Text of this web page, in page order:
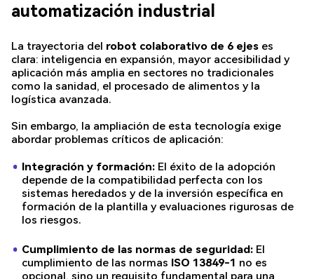
automatización industrial
La trayectoria del robot colaborativo de 6 ejeses
clara: inteligencia en expansión, mayor accesibilidad y
aplicación más amplia en sectores no tradicionales
como la sanidad, el procesado de alimentos y la
logística avanzada.
Sin embargo, la ampliación de esta tecnología exige
abordar problemas críticos de aplicación:
Integración y formación: El éxito de la adopción
depende de la compatibilidad perfecta con los
sistemas heredados y de la inversión específica en
formación de la plantilla y evaluaciones rigurosas de
los riesgos.
Cumplimiento de las normas de seguridad: El
cumplimiento de las normas ISO 13849-1 no es
opcional, sino un requisito fundamental para una